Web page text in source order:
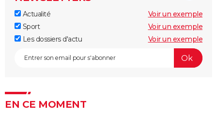
Actualité
Voir un exemple
Sport
Voir un exemple
Les dossiers d'actu
Voir un exemple
EN CE MOMENT